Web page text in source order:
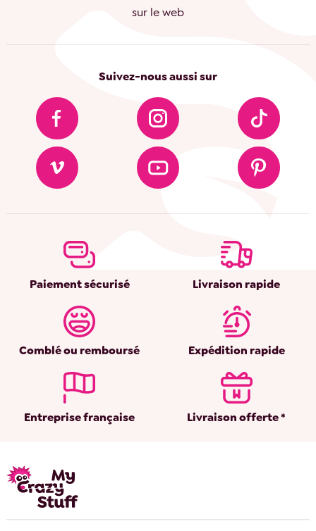
sur le web
Suivez-nous aussi sur
Paiement sécurisé Livraison rapide
Comblé ou remboursé Expédition rapide
Entreprise française Livraison offerte *